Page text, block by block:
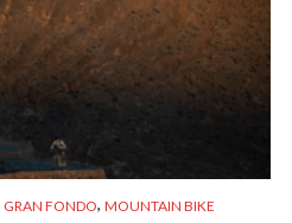
GRAN FONDO, MOUNTAIN BIKE